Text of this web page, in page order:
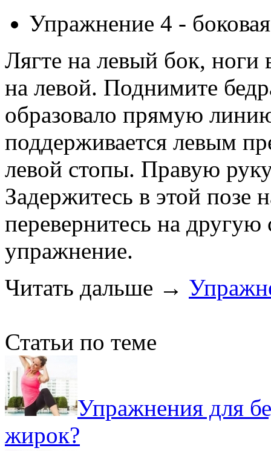
Упражнение 4 -
Лягте на левый бок, ноги
на левой. Поднимите
образовало прямую
поддерживается левым
левой стопы. Правую
Задержитесь в этой позе
перевернитесь на другую
упражнение.
Читать дальше →
Статьи по теме
Упражнения для
жирок?